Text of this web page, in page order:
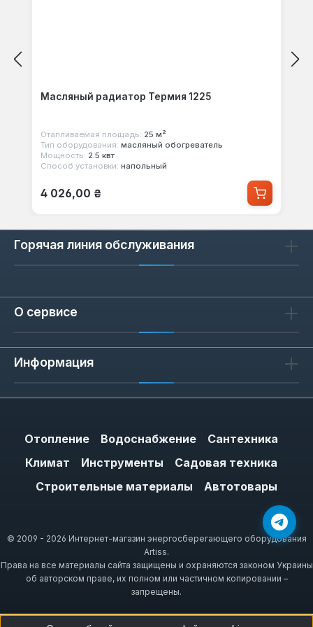
Масляный радиатор Термия 1225
Отапливаемая площадь: 25 м²
Тип оборудования: масляный обогреватель
Мощность: 2.5 квт
Способ установки: напольный
Обычная цена:
4 026,00 ₴
Горячая линия обслуживания
О сервисе
Информация
Отопление Водоснабжение
Сантехника
Климат
Инструменты
Садовая техника
Строительные материалы
Автотовары
© 2009 - 2026 Интернет-магазин энергосберегающего оборудования
Artiss.
Права на все материалы сайта защищены и охраняются законом Украины
об авторском праве, их полном или частичном копировании –
запрещены.